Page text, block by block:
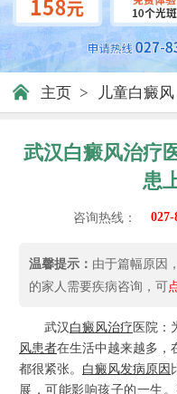
主页 > 儿童白癜风
武汉白癜风治疗
患
咨询热线： 027-
温馨提示： 由于篇幅原因
的家人需要疾病咨询，可
武汉 白癜风治疗 医院：
风患者在生活中越来越多，
都很紧张。 白癜风发病原因
展，可能影响孩子的一生